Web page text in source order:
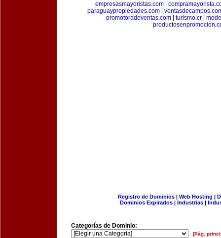
empresasmayoristas.com|
paraguaypropiedades.com
promotoradeventas.com
turismo.cr
Registro de Dominios| Web Hosting |
Dominios Expirados | Industrias |
Categorías de Dominio:
[Pág.